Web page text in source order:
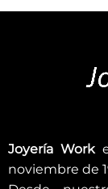
Joyería Work
noviembre de